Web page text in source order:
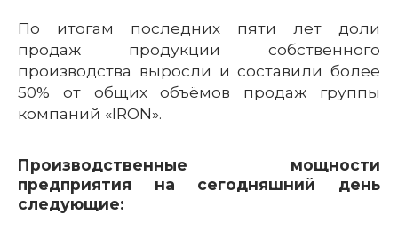
По итогам последних пяти лет доли
продаж продукции собственного
производства выросли и составили более
50% от общих объёмов продаж группы
компаний «IRON».
Производственные мощности
предприятия на сегодняшний день
следующие: